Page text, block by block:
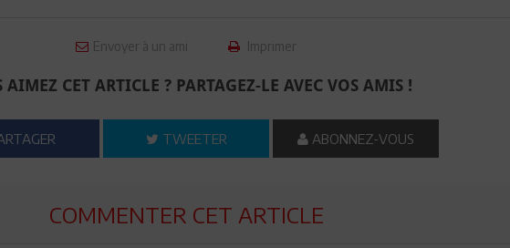
Envoyer à un ami Imprimer
AIMEZ CET ARTICLE ? PARTAGEZ-LE AVEC VOS AMIS !
TWEETER ABONNEZ-VOUS
COMMENTER CET ARTICLE